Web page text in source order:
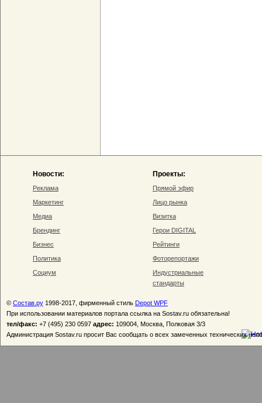
Новости:
Реклама
Маркетинг
Медиа
Брендинг
Бизнес
Политика
Социум
Проекты:
Прямой эфир
Лицо рынка
Визитка
Герои DIGITAL
Рейтинги
Фоторепортажи
Индустриальные
стандарты
© Состав.ру 1998-2017, фирменный стиль Depot WPF
При использовании материалов портала ссылка на Sostav.ru обязательна!
тел/факс: +7 (495) 230 0597 адрес: 109004, Москва, Полковая 3/3
Администрация Sostav.ru просит Вас сообщать о всех замеченных технических